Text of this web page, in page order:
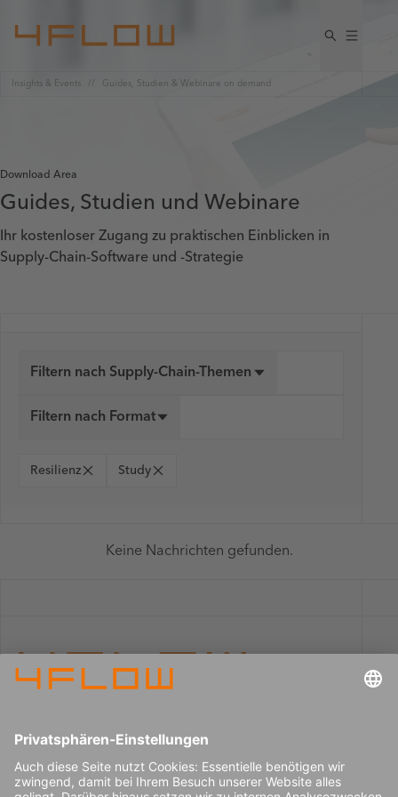
Insights & Events Guides, Studien & Webinare on demand
Download Area
Guides, Studien und Webinare
Ihr kostenloser Zugang zu praktischen Einblicken in
Supply-Chain-Software und -Strategie
Filtern nach Supply-Chain-Themen
Filtern nach Format
Resilienz Study
Keine Nachrichten gefunden.
Datenschutz
Kontakt
Pressecenter